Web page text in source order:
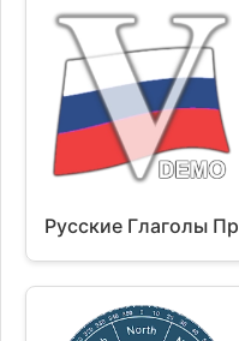
Русские Глаголы